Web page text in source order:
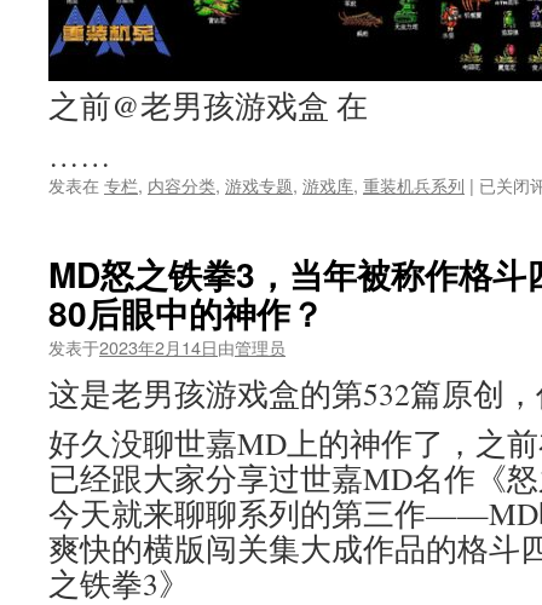
之前@老男孩游戏盒 在
……
发表在 专栏, 内容分类, 游戏专题, 游戏库, 重装机兵系列 | 《重
兵》
真
性
赏
金
首
吗？
的
没
找
已关闭
MD怒之铁拳3，当年被称作格
80后眼中的神作？
发表于2023年2月14日由管理员
这是老男孩游戏盒的第532篇原创
好久没聊世嘉MD上的神作了，之
已经跟大家分享过世嘉MD名作《
今天就来聊聊系列的第三作——MD
爽快的横版闯关集大成作品的格斗
之铁拳3》